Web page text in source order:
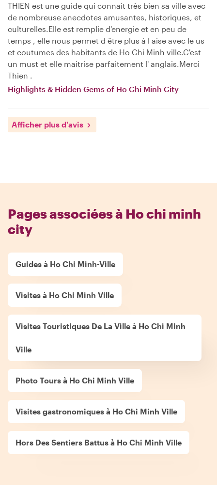
THIEN est une guide qui connait très bien sa ville avec
de nombreuse anecdotes amusantes, historiques, et
culturelles.Elle est remplie d'energie et en peu de
temps , elle nous permet d être plus à l aise avec le us
et coutumes des habitants de Ho Chi Minh ville.C'est
un must et elle maitrise parfaitement l' anglais.Merci
Thien .
Highlights & Hidden Gems of Ho Chi Minh City
Afficher plus d'avis
Pages associées à Ho chi minh
city
Guides à Ho Chi Minh-Ville
Visites à Ho Chi Minh Ville
Visites Touristiques De La Ville à Ho Chi Minh
Ville
Photo Tours à Ho Chi Minh Ville
Visites gastronomiques à Ho Chi Minh Ville
Hors Des Sentiers Battus à Ho Chi Minh Ville